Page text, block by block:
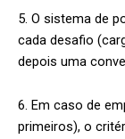
5. O sistema de
cada desafio
depois uma
6. Em caso de
primeiros), o